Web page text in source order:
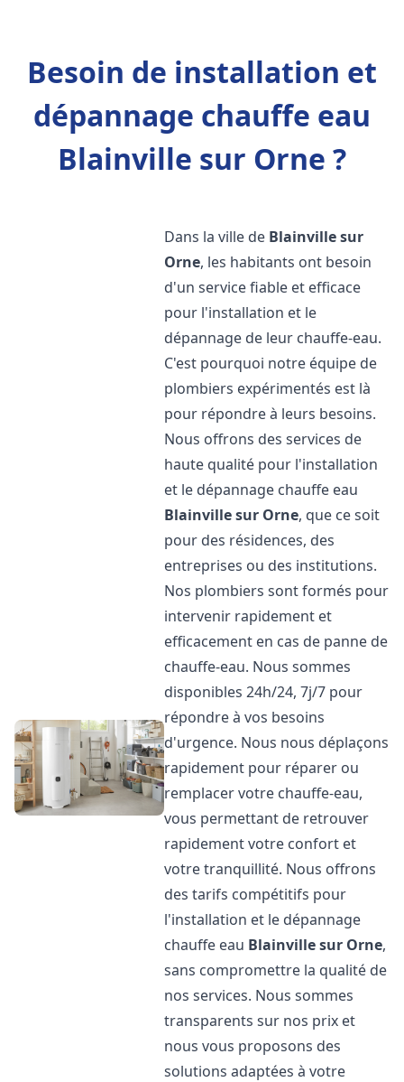
Besoin de installation et
dépannage chauffe eau
Blainville sur Orne ?
Dans la ville de Blainville sur
Orne, les habitants ont besoin
d'un service fiable et efficace
pour l'installation et le
dépannage de leur chauffe-eau.
C'est pourquoi notre équipe de
plombiers expérimentés est là
pour répondre à leurs besoins.
Nous offrons des services de
haute qualité pour l'installation
et le dépannage chauffe eau
Blainville sur Orne, que ce soit
pour des résidences, des
entreprises ou des institutions.
Nos plombiers sont formés pour
intervenir rapidement et
efficacement en cas de panne de
chauffe-eau. Nous sommes
disponibles 24h/24, 7j/7 pour
répondre à vos besoins
d'urgence. Nous nous déplaçons
rapidement pour réparer ou
remplacer votre chauffe-eau,
vous permettant de retrouver
rapidement votre confort et
votre tranquillité. Nous offrons
des tarifs compétitifs pour
l'installation et le dépannage
chauffe eau Blainville sur Orne,
sans compromettre la qualité de
nos services. Nous sommes
transparents sur nos prix et
nous vous proposons des
solutions adaptées à votre